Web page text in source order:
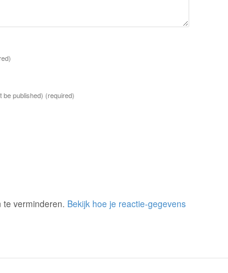
be published) (required)
te verminderen. Bekijk hoe je reactie-gegevens